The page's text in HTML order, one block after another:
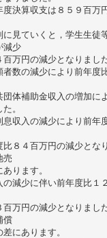
度決算収支は８５９百万
に見ていくと，学生生徒
減少
万円の減少となりました
数の減少により前年度
体補助金収入の増加に
。
息収入の減少により前年
比８４百万円の減少とな
売
ります。
減少に伴い前年度比１
万円の減少となりまし
償
にあります。